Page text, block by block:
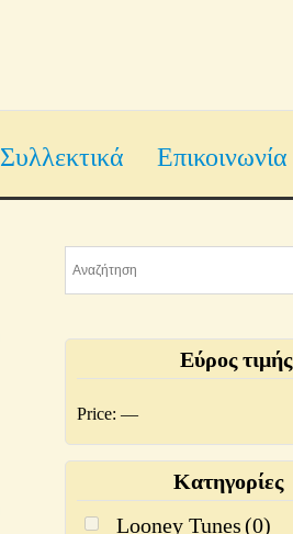
Συλλεκτικά Επικοινωνία
Εύρος τιμής
Price: —
Κατηγορίες
Looney Tunes(0)